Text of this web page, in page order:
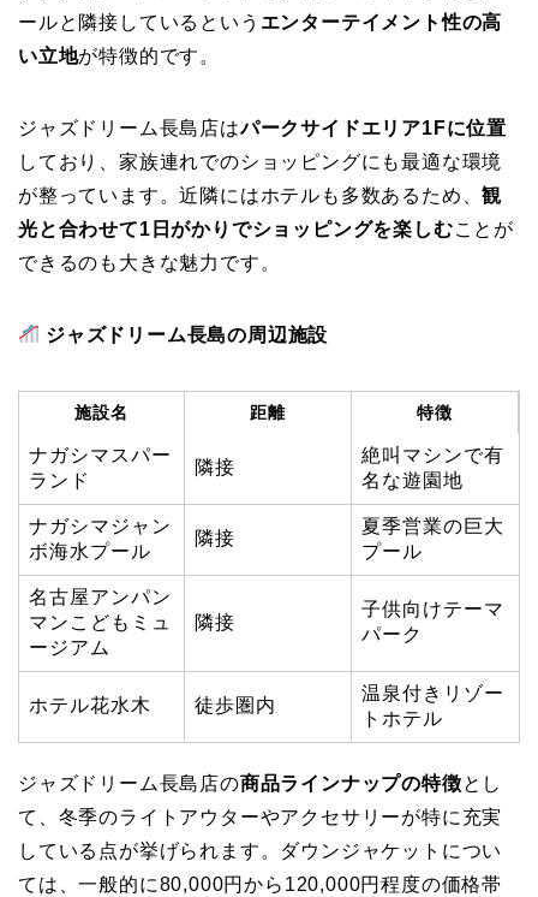
ールと隣接しているという エンターテイメント性の高
い立地が特徴的です。
ジャズドリーム長島店はパークサイドエリア1Fに位置
しており、家族連れでのショッピングにも最適な環境
が整っています。近隣にはホテルも多数あるため、観
光と合わせて1日がかりでショッピングを楽しむことが
できるのも大きな魅力です。
ジャズドリーム長島の周辺施設
施設名 距離 特徴
ナガシマスパー
ランド
隣接
絶叫マシンで有
名な遊園地
ナガシマジャン
ボ海水プール
隣接
夏季営業の巨大
プール
名古屋アンパン
マンこどもミュ
ージアム
隣接
子供向けテーマ
パーク
ホテル花水木 徒歩圏内
温泉付きリゾー
トホテル
ジャズドリーム長島店の商品ラインナップの特徴とし
て、冬季のライトアウターやアクセサリーが特に充実
している点が挙げられます。ダウンジャケットについ
ては、一般的に80,000円から120,000円程度の価格帯